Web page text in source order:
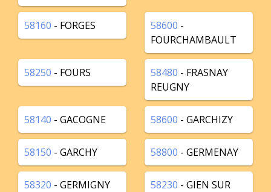
58160 - FORGES 58600 -
FOURCHAMBAULT
58250 - FOURS 58480 - FRASNAY
REUGNY
58140 - GACOGNE 58600 - GARCHIZY
58150 - GARCHY 58800 - GERMENAY
58320 - GERMIGNY
58230 - GIEN SUR